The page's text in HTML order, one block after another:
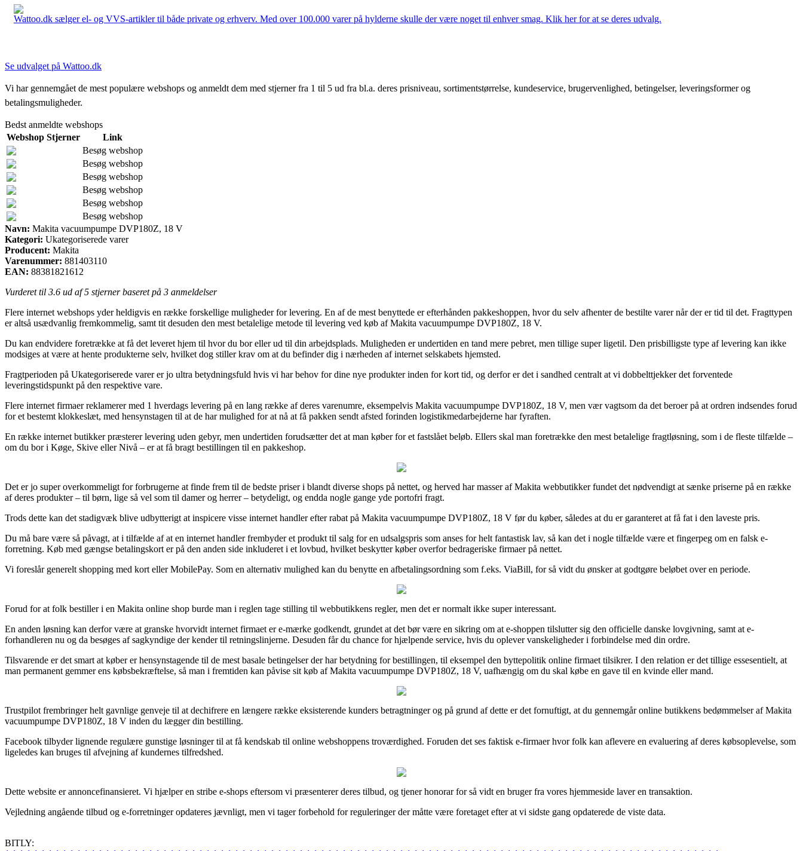
Wattoo.dk sælger el- og VVS-artikler til både private og erhverv. Med over 100.000 varer på hylderne skulle der være noget til enhver smag. Klik her for at se deres udvalg.
Se udvalget på Wattoo.dk
Vi har gennemgået de mest populære webshops og anmeldt dem med stjerner fra 1 til 5 ud fra bl.a. deres prisniveau, sortimentstørrelse, kundeservice, brugervenlighed, betingelser, leveringsformer og
betalingsmuligheder.
Bedst anmeldte webshops
Webshop Stjerner
Link
Besøg webshop
Besøg webshop
Besøg webshop
Besøg webshop
Besøg webshop
Besøg webshop
Navn: Makita vacuumpumpe DVP180Z, 18 V
Kategori: Ukategoriserede varer
Producent: Makita
Varenummer: 881403110
EAN: 88381821612
Vurderet til 3.6 ud af 5 stjerner baseret på 3 anmeldelser
Flere internet webshops yder heldigvis en række forskellige muligheder for levering. En af de mest benyttede er efterhånden pakkeshoppen, hvor du selv afhenter de bestilte varer når der er tid til det. Fragttypen
er altså usædvanlig fremkommelig, samt tit desuden den mest betalelige metode til levering ved køb af Makita vacuumpumpe DVP180Z, 18 V.
Du kan endvidere foretrække at få det leveret hjem til hvor du bor eller ud til din arbejdsplads. Muligheden er undertiden en tand mere pebret, men tillige super ligetil. Den prisbilligste type af levering kan ikke
modsiges at være at hente produkterne selv, hvilket dog stiller krav om at du befinder dig i nærheden af internet selskabets hjemsted.
Fragtperioden på Ukategoriserede varer er jo ultra betydningsfuld hvis vi har behov for dine nye produkter inden for kort tid, og derfor er det i sandhed centralt at vi dobbelttjekker det forventede
leveringstidspunkt på den respektive vare.
Flere internet firmaer reklamerer med 1 hverdags levering på en lang række af deres varenumre, eksempelvis Makita vacuumpumpe DVP180Z, 18 V, men vær vagtsom da det beroer på at ordren indsendes forud
for et bestemt klokkeslæt, med hensynstagen til at de har mulighed for at nå at få pakken sendt afsted forinden logistikmedarbejderne har fyraften.
En række internet butikker præsterer levering uden gebyr, men undertiden forudsætter det at man køber for et fastslået beløb. Ellers skal man foretrække den mest betalelige fragtløsning, som i de fleste tilfælde –
om du bor i Køge, Skive eller Nivå – er at få bragt bestillingen til en pakkeshop.
Det er jo super overkommeligt for forbrugerne at finde frem til de bedste priser i blandt diverse shops på nettet, og herved har masser af Makita webbutikker fundet det nødvendigt at sænke priserne på en række
af deres produkter – til børn, lige så vel som til damer og herrer – betydeligt, og endda nogle gange yde portofri fragt.
Trods dette kan det stadigvæk blive udbytterigt at inspicere visse internet handler efter rabat på Makita vacuumpumpe DVP180Z, 18 V før du køber, således at du er garanteret at få fat i den laveste pris.
Du må bare være så påvagt, at i tilfælde af at en internet handler frembyder et produkt til salg for en udsalgspris som anses for helt fantastisk lav, så kan det i nogle tilfælde være et fingerpeg om en falsk e-
forretning. Køb med gængse betalingskort er på den anden side inkluderet i et lovbud, hvilket beskytter køber overfor bedrageriske firmaer på nettet.
Vi foreslår generelt shopping med kort eller MobilePay. Som en alternativ mulighed kan du benytte en afbetalingsordning som f.eks. ViaBill, for så vidt du ønsker at godtgøre beløbet over en periode.
Forud for at folk bestiller i en Makita online shop burde man i reglen tage stilling til webbutikkens regler, men det er normalt ikke super interessant.
En anden løsning kan derfor være at granske hvorvidt internet firmaet er e-mærke godkendt, grundet at det bør være en sikring om at e-shoppen tilslutter sig den officielle danske lovgivning, samt at e-
forhandleren nu og da besøges af sagkyndige der kender til retningslinjerne. Desuden får du chance for hjælpende service, hvis du oplever vanskeligheder i forbindelse med din ordre.
Tilsvarende er det smart at køber er hensynstagende til de mest basale betingelser der har betydning for bestillingen, til eksempel den byttepolitik online firmaet tilsikrer. I den relation er det tillige essesentielt, at
man permanent gemmer ens købsbekræftelse, så man i fremtiden kan påvise sit køb af Makita vacuumpumpe DVP180Z, 18 V, uafhængig om du skal købe en gave til en kvinde eller mand.
Trustpilot frembringer helt gavnlige genveje til at dechifrere en længere række eksisterende kunders betragtninger og på grund af dette er det fornuftigt, at du gennemgår online butikkens bedømmelser af Makita
vacuumpumpe DVP180Z, 18 V inden du lægger din bestilling.
Facebook tilbyder lignende regulære gunstige løsninger til at få kendskab til online webshoppens troværdighed. Foruden det ses faktisk e-firmaer hvor folk kan aflevere en evaluering af deres købsoplevelse, som
ligeledes kan bruges til afvejning af kundernes tilfredshed.
Dette website er annoncefinansieret. Vi hjælper en stribe e-shops eftersom vi præsenterer deres tilbud, og tjener honorar for så vidt en bruger fra vores hjemmeside laver en transaktion.
Vejledning angående tilbud og e-forretninger opdateres jævnligt, men vi tager forbehold for reguleringer der måtte være foretaget efter at vi sidste gang opdaterede de viste data.
BITLY: